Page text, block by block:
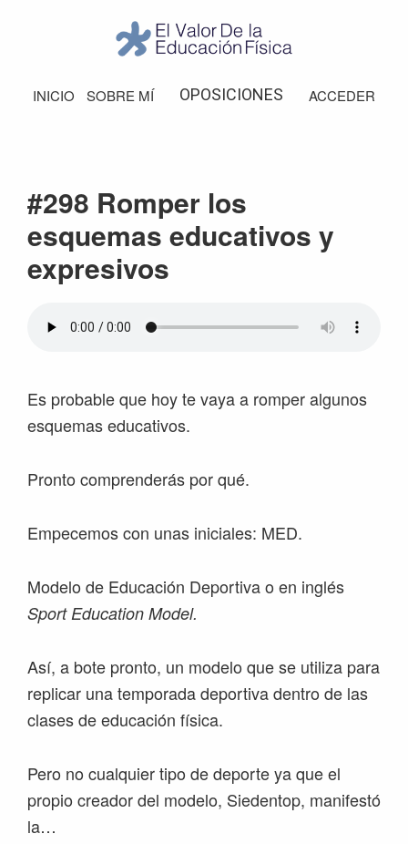
navegación
principal
barra
Valor
de
INICIO SOBRE MÍ OPOSICIONES ACCEDER
#298 Romper los
esquemas educativos y
expresivos
Es probable que hoy te vaya a romper algunos
esquemas educativos.
Pronto comprenderás por qué.
Empecemos con unas iniciales: MED.
Modelo de Educación Deportiva o en inglés
Sport Education Model.
Así, a bote pronto, un modelo que se utiliza para
replicar una temporada deportiva dentro de las
clases de educación física.
Pero no cualquier tipo de deporte ya que el
propio creador del modelo, Siedentop, manifestó
la…